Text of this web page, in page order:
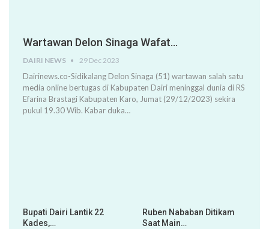
Wartawan Delon Sinaga Wafat…
DAIRI NEWS 29 Dec 2023
Dairinews.co-Sidikalang Delon Sinaga (51) wartawan salah satu
media online bertugas di Kabupaten Dairi meninggal dunia di RS
Efarina Brastagi Kabupaten Karo, Jumat (29/12/2023) sekira
pukul 19.30 Wib. Kabar duka…
Bupati Dairi Lantik 22
Kades,…
Ruben Nababan Ditikam
Saat Main…